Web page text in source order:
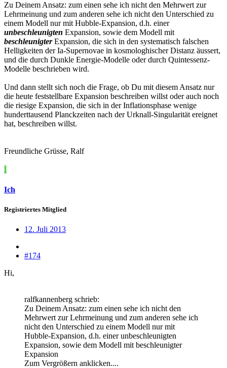
Zu Deinem Ansatz: zum einen sehe ich nicht den Mehrwert zur
Lehrmeinung und zum anderen sehe ich nicht den Unterschied zu
einem Modell nur mit Hubble-Expansion, d.h. einer
unbeschleunigten Expansion, sowie dem Modell mit
beschleunigterExpansion, die sich in den systematisch falschen
Helligkeiten der Ia-Supernovae in kosmologhischer Distanz äussert,
und die durch Dunkle Energie-Modelle oder durch Quintessenz-
Modelle beschrieben wird.
Und dann stellt sich noch die Frage, ob Du mit diesem Ansatz nur
die heute feststellbare Expansion beschreiben willst oder auch noch
die riesige Expansion, die sich in der Inflationsphase wenige
hunderttausend Planckzeiten nach der Urknall-Singularität ereignet
hat, beschreiben willst.
Freundliche Grüsse, Ralf
I
Ich
Registriertes Mitglied
12. Juli 2013
#174
Hi,
ralfkannenberg schrieb:
Zu Deinem Ansatz: zum einen sehe ich nicht den
Mehrwert zur Lehrmeinung und zum anderen sehe ich
nicht den Unterschied zu einem Modell nur mit
Hubble-Expansion, d.h. einer unbeschleunigten
Expansion, sowie dem Modell mit beschleunigter
Expansion
Zum Vergrößern anklicken....